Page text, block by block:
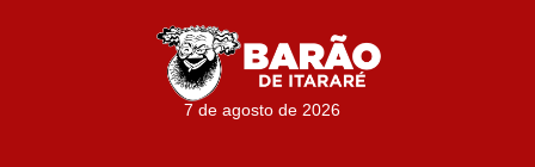
7 de agosto de 2026